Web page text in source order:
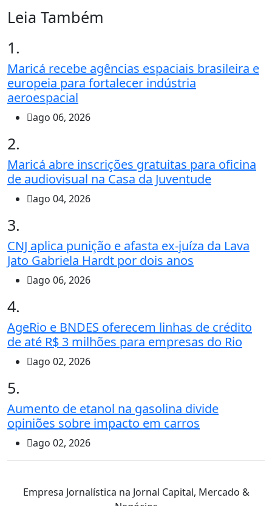
Leia Também
1.
Maricá recebe agências espaciais brasileira e
europeia para fortalecer indústria
aeroespacial
ago 06, 2026
2.
Maricá abre inscrições gratuitas para oficina
de audiovisual na Casa da Juventude
ago 04, 2026
3.
CNJ aplica punição e afasta ex-juíza da Lava
Jato Gabriela Hardt por dois anos
ago 06, 2026
4.
AgeRio e BNDES oferecem linhas de crédito
de até R$ 3 milhões para empresas do Rio
ago 02, 2026
5.
Aumento de etanol na gasolina divide
opiniões sobre impacto em carros
ago 02, 2026
Empresa Jornalística na Jornal Capital, Mercado &